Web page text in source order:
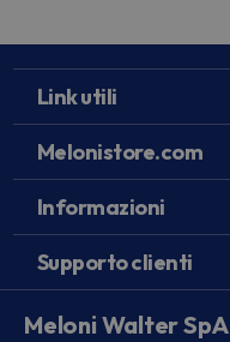
Link utili
Melonistore.com
Informazioni
Supporto clienti
Meloni Walter SpA